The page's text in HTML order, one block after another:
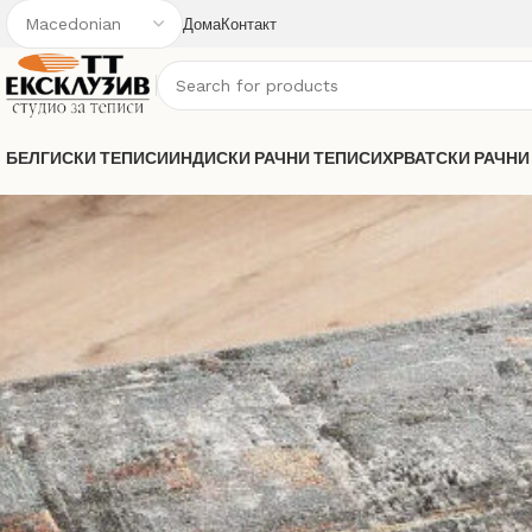
ДомаКонтакт
БЕЛГИСКИ ТЕПИСИИНДИСКИ РАЧНИ ТЕПИСИХРВАТСКИ